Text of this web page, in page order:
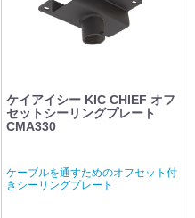
ケイアイシー KIC CHIEF オフ
セットシーリングプレート
CMA330
ケーブルを通すためのオフセット付
きシーリングプレート